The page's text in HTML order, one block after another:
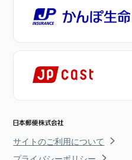
サイトのご利用について